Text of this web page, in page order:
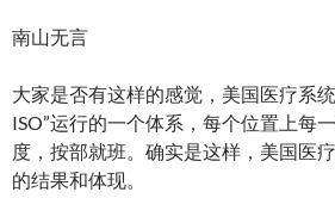
南山无言
大家是否有这样的感觉，美国医疗系
ISO”运行的一个体系，每个位置上每
度，按部就班。确实是这样，美国医
的结果和体现。